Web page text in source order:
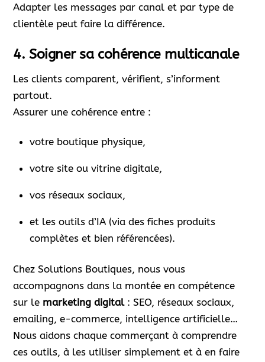
Adapter les messages par canal et par type de
clientèle peut faire la différence.
4.Soigner sa cohérence multicanale
Les clients comparent, vérifient, s’informent
partout.
Assurer une cohérence entre :
votre boutique physique,
votre site ou vitrine digitale,
vos réseaux sociaux,
et les outils d’IA (via des fiches produits
complètes et bien référencées).
Chez Solutions Boutiques, nous vous
accompagnons dans la montée en compétence
sur le marketing digital: SEO, réseaux sociaux,
emailing, e-commerce, intelligence artificielle…
Nous aidons chaque commerçant à comprendre
ces outils, à les utiliser simplement et à en faire